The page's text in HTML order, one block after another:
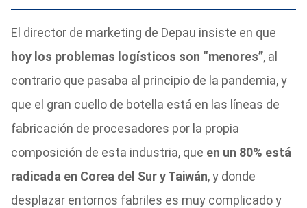
El director de marketing de Depau insiste en que
hoy los problemas logísticos son “menores”, al
contrario que pasaba al principio de la pandemia, y
que el gran cuello de botella está en las líneas de
fabricación de procesadores por la propia
composición de esta industria, que en un 80% está
radicada en Corea del Sur y Taiwán, y donde
desplazar entornos fabriles es muy complicado y